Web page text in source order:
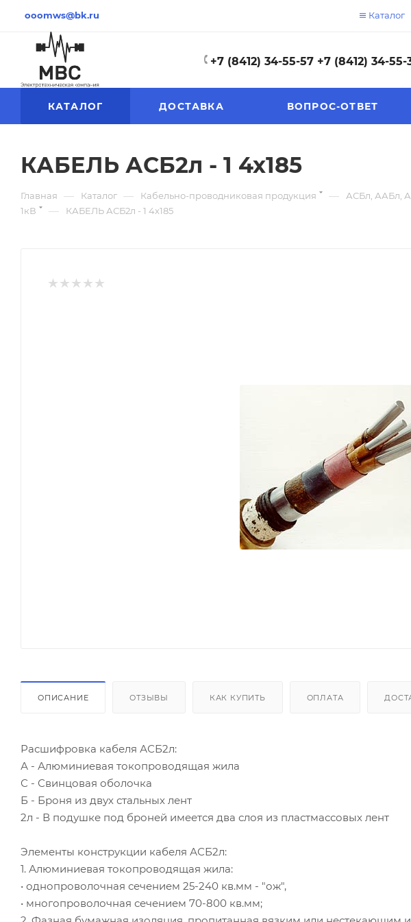
ooomws@bk.ru Каталог
+7 (8412) 34-55-57 +7 (8412) 34-55-
КАТАЛОГ ДОСТАВКА ВОПРОС-ОТВЕТ
КАБЕЛЬ АСБ2л - 1 4х185
Главная — Каталог — Кабельно-проводниковая продукция — АСБл, ААБл,
1кВ — КАБЕЛЬ АСБ2л - 1 4х185
ОПИСАНИЕ ОТЗЫВЫ КАК КУПИТЬ ОПЛАТА
Расшифровка кабеля АСБ2л:
А - Алюминиевая токопроводящая жила
С - Свинцовая оболочка
Б - Броня из двух стальных лент
2л - В подушке под броней имеется два слоя из пластмассовых лент
Элементы конструкции кабеля АСБ2л:
1. Алюминиевая токопроводящая жила:
• однопроволочная сечением 25-240 кв.мм - "ож",
• многопроволочная сечением 70-800 кв.мм;